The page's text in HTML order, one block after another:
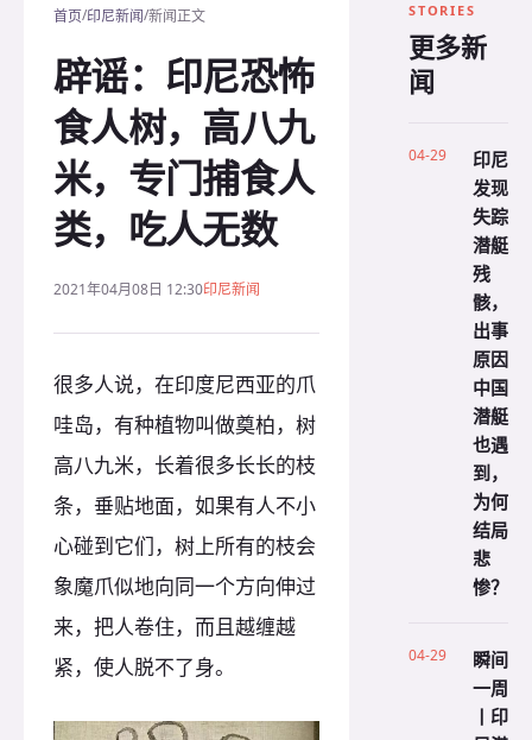
首页/印尼新闻/新闻正文
辟谣：印尼恐怖
食人树，高八九
米，专门捕食人
类，吃人无数
2021年04月08日 12:30印尼新闻
很多人说，在印度尼西亚的爪
哇岛，有种植物叫做奠柏，树
高八九米，长着很多长长的枝
条，垂贴地面，如果有人不小
心碰到它们，树上所有的枝会
象魔爪似地向同一个方向伸过
来，把人卷住，而且越缠越
紧，使人脱不了身。
STORIES
更多新
闻
04-29
印尼
发现
失踪
潜艇
残
骸，
出事
原因
中国
潜艇
也遇
到，
为何
结局
悲
惨？
04-29
瞬间
一周
丨印